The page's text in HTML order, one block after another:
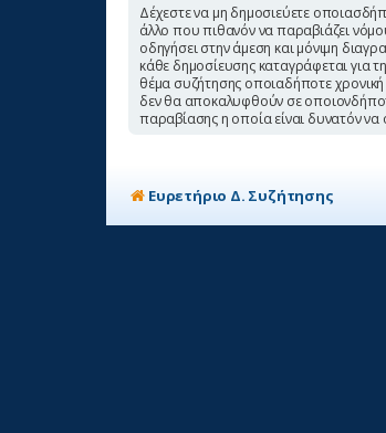
Δέχεστε να μη δημοσιεύετε
άλλο που πιθανόν να παραβιάζει
οδηγήσει στην άμεση και μόνιμη
κάθε δημοσίευσης καταγράφεται για
θέμα συζήτησης οποιαδήποτε χρονική
δεν θα αποκαλυφθούν σε
παραβίασης η οποία είναι δυνατόν
Ευρετήριο Δ. Συζήτησης